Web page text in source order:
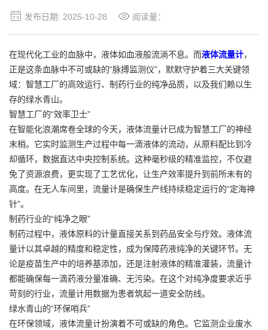
发布日期: 2025-10-28 阅读量：
在现代化工业的血脉中，液体如血液般流淌不息。而液体流量计，
正是这条血脉中不可或缺的“脉搏监测仪”，默默守护着三大关键领
域：智慧工厂的高效运行、制药行业的纯净品质，以及我们赖以生
存的绿水青山。
智慧工厂的“效率卫士”
在智能化浪潮席卷全球的今天，液体流量计已成为智慧工厂的神经
末梢。它实时监测生产过程中每一滴液体的流动，从原料配比到冷
却循环，数据直达中央控制系统。这种毫秒级的精准监控，不仅避
免了资源浪费，更实现了工艺优化，让生产效率提升到前所未有的
高度。在无人车间里，流量计是确保生产线持续稳定运行的“定海神
针”。
制药行业的“纯净之眼”
制药过程中，液体原料的计量直接关系到药品安全与疗效。液体流
量计以其卓越的精度和稳定性，成为保障药液纯净的关键环节。无
论是疫苗生产中的培养基添加，还是注射液体的精准灌装，流量计
都能确保每一滴药液分量准确、无污染。在这个对纯净度要求近乎
苛刻的行业，流量计用数据为患者筑起一道安全防线。
绿水青山的“环保哨兵”
在环保领域，液体流量计扮演着不可或缺的角色。它监测企业废水